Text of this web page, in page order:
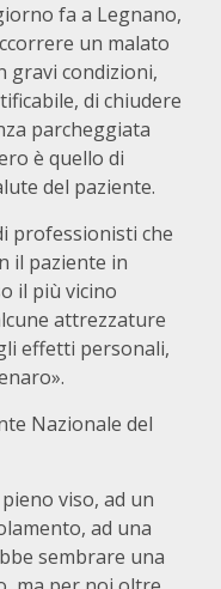
fa a Legnano,
un malato
gravi condizioni,
di chiudere
parcheggiata
è quello di
del paziente.
professionisti che
il paziente in
il più vicino
attrezzature
effetti personali,
Nazionale del
viso, ad un
ad una
sembrare una